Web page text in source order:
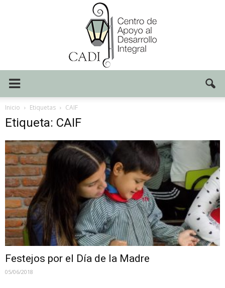
Inicio Etiquetas CAIF
Etiqueta: CAIF
Festejos por el Día de la Madre
05/06/2018